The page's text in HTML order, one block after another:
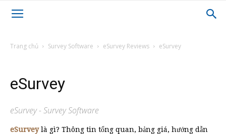
Trang chủ Survey Software eSurvey Reviews eSurvey
eSurvey
eSurvey - Survey Software
eSurveylà gì? Thông tin tổng quan, bảng giá, hướng dẫn